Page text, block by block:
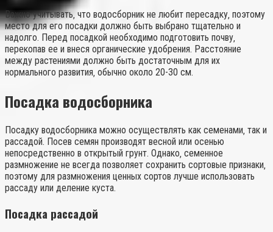
Важно учитывать‚ что водосборник не любит пересадку‚ поэтому
место для его посадки должно быть выбрано тщательно и
надолго. Перед посадкой необходимо подготовить почву‚
перекопав ее и внеся органические удобрения. Расстояние
между растениями должно быть достаточным для их
нормального развития‚ обычно около 20-30 см.
Посадка водосборника
Посадку водосборника можно осуществлять как семенами‚ так и
рассадой. Посев семян производят весной или осенью
непосредственно в открытый грунт. Однако‚ семенное
размножение не всегда позволяет сохранить сортовые признаки‚
поэтому для размножения ценных сортов лучше использовать
рассаду или деление куста.
Посадка рассадой